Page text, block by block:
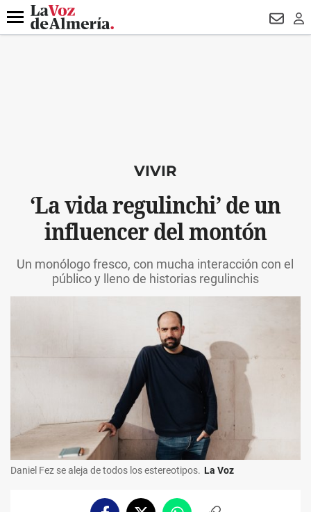
DESTACADO
Menú
VIVIR
‘La vida regulinchi’ de un
influencer del montón
Un monólogo fresco, con mucha interacción con el
público y lleno de historias regulinchis
Daniel Fez se aleja de todos los estereotipos. La Voz